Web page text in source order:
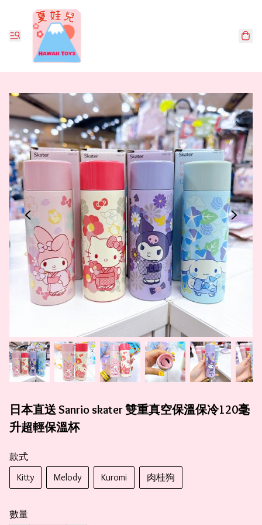
日本直送 Sanrio skater 雙重真空保溫保冷120毫
升超輕保溫杯
款式
Kitty
Melody Kuromi 肉桂狗
數量